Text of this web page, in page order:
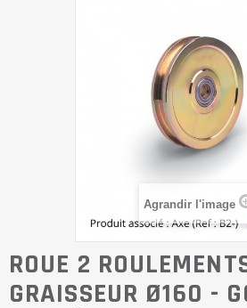
Agrandir l'image
ROUE 2
GRAISSEUR Ø160 -